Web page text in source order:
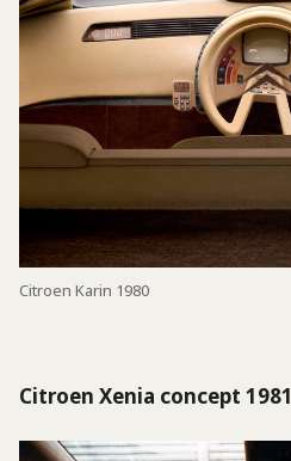
Citroen Karin 1980
Citroen Xenia concept 1981